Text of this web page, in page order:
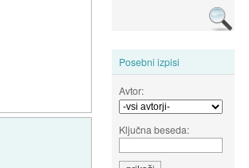
Posebni izpisi
Avtor:
Ključna beseda: